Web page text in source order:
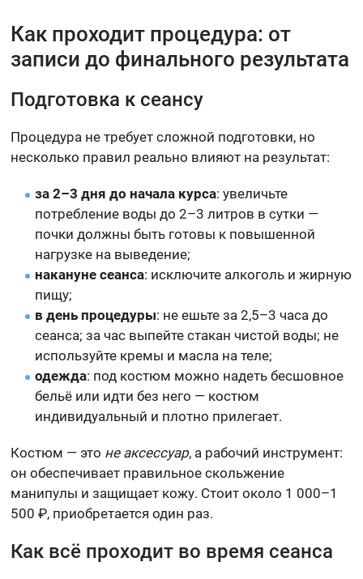
Как проходит процедура: от
записи до финального результата
Подготовка к сеансу
Процедура не требует сложной подготовки, но
несколько правил реально влияют на результат:
за 2–3 дня до начала курса: увеличьте
потребление воды до 2–3 литров в сутки —
почки должны быть готовы к повышенной
нагрузке на выведение;
накануне сеанса: исключите алкоголь и жирную
пищу;
в день процедуры: не ешьте за 2,5–3 часа до
сеанса; за час выпейте стакан чистой воды; не
используйте кремы и масла на теле;
одежда: под костюм можно надеть бесшовное
бельё или идти без него — костюм
индивидуальный и плотно прилегает.
Костюм — это не аксессуар, а рабочий инструмент:
он обеспечивает правильное скольжение
манипулы и защищает кожу. Стоит около 1 000–1
500 ₽, приобретается один раз.
Как всё проходит во время сеанса